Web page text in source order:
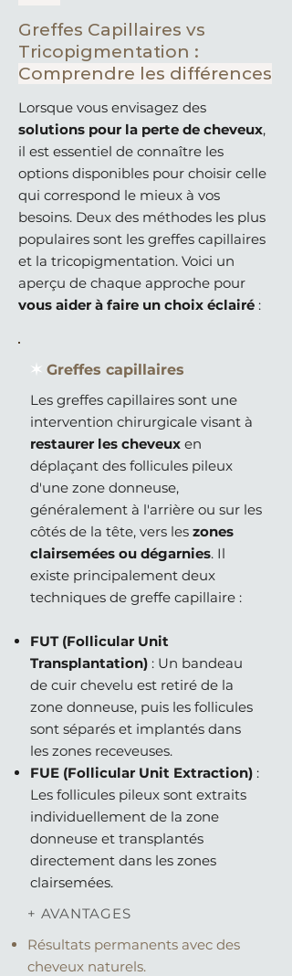
Greffes Capillaires vs
Tricopigmentation :
Comprendre les différences
Lorsque vous envisagez des
solutions pour la perte de cheveux,
il est essentiel de connaître les
options disponibles pour choisir celle
qui correspond le mieux à vos
besoins. Deux des méthodes les plus
populaires sont les greffes capillaires
et la tricopigmentation. Voici un
aperçu de chaque approche pour
vous aider à faire un choix éclairé :
✶ Greffes capillaires
Les greffes capillaires sont une
intervention chirurgicale visant à
restaurer les cheveux en
déplaçant des follicules pileux
d'une zone donneuse,
généralement à l'arrière ou sur les
côtés de la tête, vers les zones
clairsemées ou dégarnies. Il
existe principalement deux
techniques de greffe capillaire :
FUT (Follicular Unit
Transplantation) : Un bandeau
de cuir chevelu est retiré de la
zone donneuse, puis les follicules
sont séparés et implantés dans
les zones receveuses.
FUE (Follicular Unit Extraction) :
Les follicules pileux sont extraits
individuellement de la zone
donneuse et transplantés
directement dans les zones
clairsemées.
+ AVANTAGES
Résultats permanents avec des
cheveux naturels.